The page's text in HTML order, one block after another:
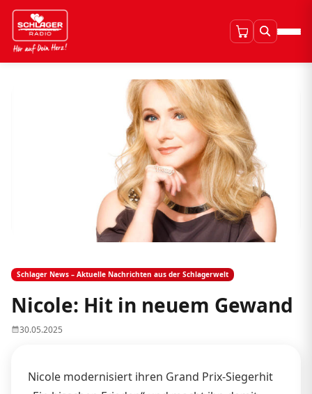
Schlager News – Aktuelle Nachrichten aus der Schlagerwelt
Nicole: Hit in neuem Gewand
30.05.2025
Nicole modernisiert ihren Grand Prix-Siegerhit